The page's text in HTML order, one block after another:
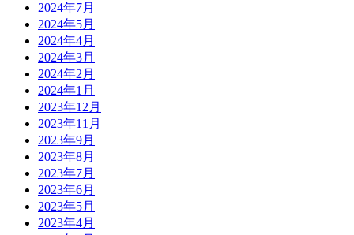
2024年7月
2024年5月
2024年4月
2024年3月
2024年2月
2024年1月
2023年12月
2023年11月
2023年9月
2023年8月
2023年7月
2023年6月
2023年5月
2023年4月